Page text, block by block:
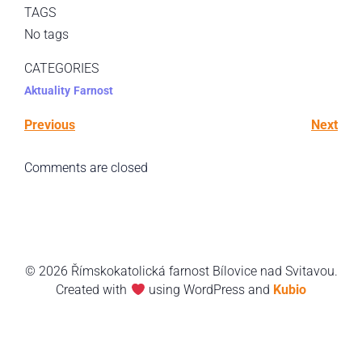
TAGS
No tags
CATEGORIES
Aktuality Farnost
Previous Next
Comments are closed
© 2026 Římskokatolická farnost Bílovice nad Svitavou.
Created with
using WordPress and Kubio